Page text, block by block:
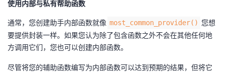
使用内部与私有帮助函数
通常，您创建助手内部函数就像 most_common_provider() 您想
要提供封装一样。如果您认为除了包含函数之外不会在其他任何地
方调用它们，您也可以创建内部函数。
尽管将您的辅助函数编写为内部函数可以达到预期的结果，但将它